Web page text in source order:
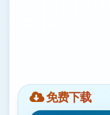
免费下载